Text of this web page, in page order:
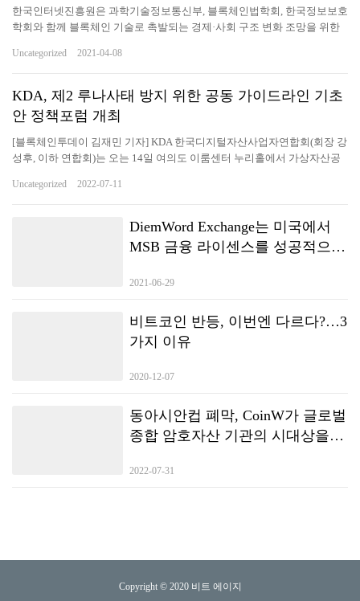
한국인터넷진흥원은 과학기술정보통신부, 블록체인법학회, 한국정보보호
학회와 함께 블록체인 기술로 촉발되는 경제·사회 구조 변화 조망을 위한
에서 개최된 “블록체인으로 혁신하는 디지털 경제”정책 컨퍼런스에서 이
울 한국광고문화회관에서 개최된 “블록체인으로 혁신하는 디지털 경
제”정책 컨퍼런스에서 이원태 한국인터넷진흥원장이 개회사를 하고 있다.
사진/KISA 최근 급속한 비대면화에 따라 다양한 융합기술 개발의 필요성
이 증가하면서 데이터 신뢰성 보장을 위해 블록체인이 주목받고 있다. 이
에 KISA는 블록체인, 융합기술(탈중앙화 혁신금융 등)의 국내외 동향을 공
의 기조강연과 1개의 사례발표, 2개의 발표세션(블록체인, 탈중앙화 혁신
Uncategorized 2021-04-08
KDA, 제2 루나사태 방지 위한 공동 가이드라인 기초
안 정책포럼 개최
[블록체인투데이 김재민 기자] KDA 한국디지털자산사업자연합회(회장 강
성후, 이하 연합회)는 오는 14일 여의도 이룸센터 누리홀에서 가상자산공
전화를 통해 ‘제2의 루나사태 방지를 위한 공동 가이드라인 기초안 정책포
제1부 개회식에서는 위원회 참여 거래소들의 공동 가이드라인 채택, 강성
후 연합회장의 개회사, 가이드라인제정위원회 자문위원으로 참여 중인 김
형중 한국핀테크학회장의 환영사, 윤창현 국회의원(국민의힘 가상자산특
자산사업자연합회장이 ‘가상자산 시장 안정은 증권성 여부 결정이 우선’,
사)의 ‘코인마켓 거래소 공동 가이드라인 기초안’을 각각 발표한다. 제3부
지정토론에서는 가이드라인제정위원회 자문위원으로 참여…
Uncategorized 2022-07-11
DiemWord Exchange는 미국에서
MSB 금융 라이센스를 성공적으로
벌 배포가 곧 시작됩니다.
2021-06-29
비트코인 반등, 이번엔 다르다?…3
가지 이유
2020-12-07
동아시안컵 폐막, CoinW가 글로벌
종합 암호자산 기관의 시대상을
2022-07-31
Copyright © 2020 비트 에이지